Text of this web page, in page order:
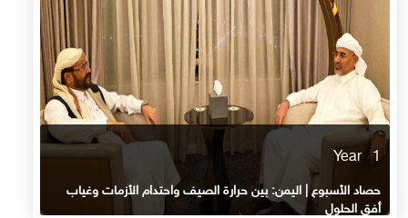
1 Year
حصاد الأسبوع | اليمن: بين حرارة الصيف واحتدام الأزمات وغياب
أفق الحلول